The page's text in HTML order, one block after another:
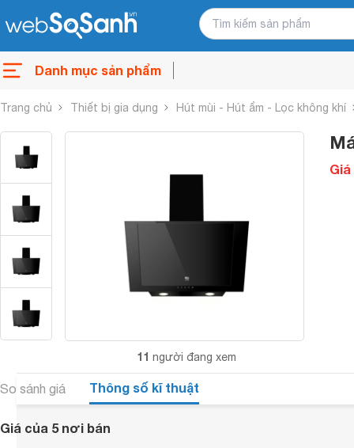
Danh mục sản phẩm
Trang chủ Thiết bị gia dụng Hút mùi - Hút ẩm - Lọc không khí
11 người đang xem
Giá
So sánh giá Thông số kĩ thuật
Giá của 5 nơi bán